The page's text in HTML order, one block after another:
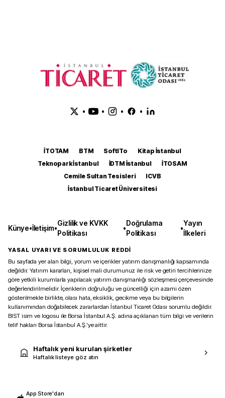
• • • •
İTOTAM BTM SoftITo
Kitap İstanbul
Teknopark İstanbul
İDTM İstanbul
İTOSAM
Cemile Sultan Tesisleri
ICVB
İstanbul Ticaret Üniversitesi
Künye•İletişim•
Gizlilik ve KVKK
Politikası
•
Doğrulama
Politikası
•
Yayın
İlkeleri
YASAL UYARI VE SORUMLULUK REDDİ
Bu sayfada yer alan bilgi, yorum ve içerikler yatırım danışmanlığı kapsamında
değildir. Yatırım kararları, kişisel mali durumunuz ile risk ve getiri tercihlerinize
göre yetkili kurumlarla yapılacak yatırım danışmanlığı sözleşmesi çerçevesinde
değerlendirilmelidir. İçeriklerin doğruluğu ve güncelliği için azami özen
gösterilmekle birlikte, olası hata, eksiklik, gecikme veya bu bilgilerin
kullanımından doğabilecek zararlardan İstanbul Ticaret Odası sorumlu değildir.
BIST isim ve logosu ile Borsa İstanbul A.Ş. adına açıklanan tüm bilgi ve verilerin
telif hakları Borsa İstanbul A.Ş.’ye aittir.
Haftalık yeni kurulan şirketler
Haftalık listeye göz atın
App Store'dan